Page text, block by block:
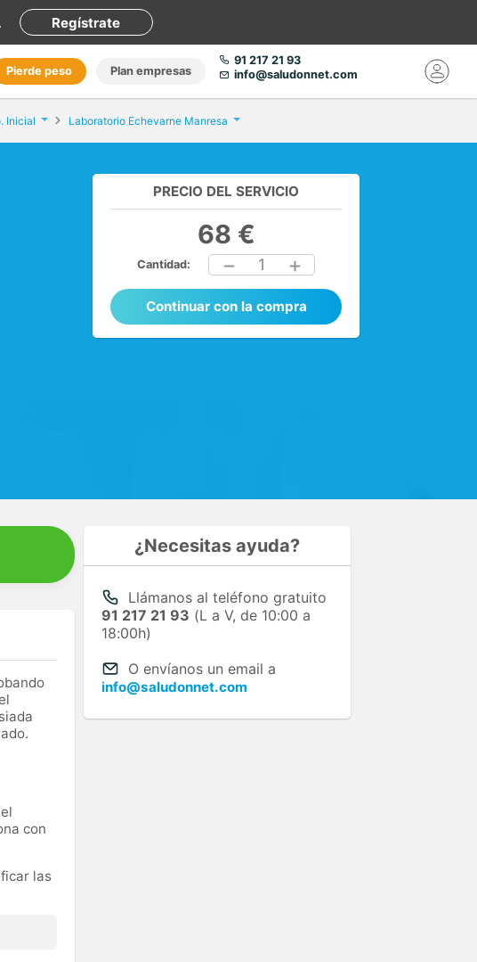
Regístrate
Pierde peso Plan empresas
91 217 21 93
info@saludonnet.com
Inicial Laboratorio Echevarne Manresa
PRECIO DEL SERVICIO
68 €
Cantidad: 1
Continuar con la compra
con
las
¿Necesitas ayuda?
Llámanos al teléfono gratuito
91 217 21 93 (L a V, de 10:00 a
18:00h)
O envíanos un email a
info@saludonnet.com